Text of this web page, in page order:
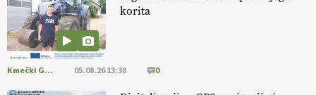
EKOloško = logično: ekološka kmetija
ALTENBAHER
EKOloško = logično: ekološko oljarstvo
korita
Kmečki Glas 05.08.26 13:38 0